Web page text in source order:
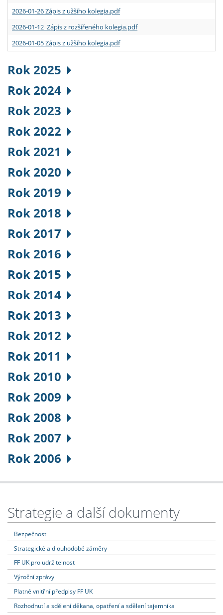
2026-01-26 Zápis z užšího kolegia.pdf
2026-01-12 Zápis z rozšířeného kolegia.pdf
2026-01-05 Zápis z užšího kolegia.pdf
Rok 2025
Rok 2024
Rok 2023
Rok 2022
Rok 2021
Rok 2020
Rok 2019
Rok 2018
Rok 2017
Rok 2016
Rok 2015
Rok 2014
Rok 2013
Rok 2012
Rok 2011
Rok 2010
Rok 2009
Rok 2008
Rok 2007
Rok 2006
Strategie a další dokumenty
Bezpečnost
Strategické a dlouhodobé záměry
FF UK pro udržitelnost
Výroční zprávy
Platné vnitřní předpisy FF UK
Rozhodnutí a sdělení děkana, opatření a sdělení tajemníka